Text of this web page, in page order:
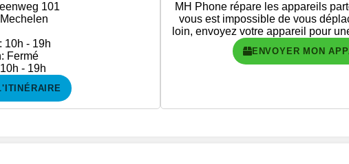
101
10h - 19h
Fermé
- 19h
MH Phone répare les appareils
vous est impossible de vous
loin, envoyez votre appareil pour
ENVOYER MON